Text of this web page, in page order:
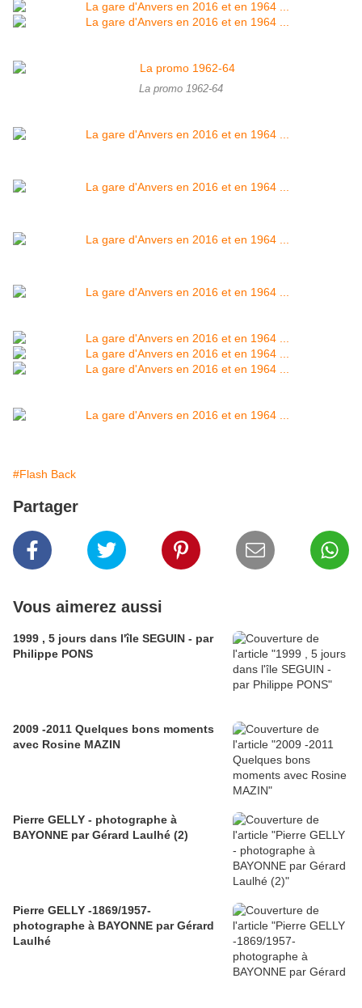
La promo 1962-64
#Flash Back
Partager
Vous aimerez aussi
1999 , 5 jours dans l'île SEGUIN - par
Philippe PONS
2009 -2011 Quelques bons moments
avec Rosine MAZIN
Pierre GELLY - photographe à
BAYONNE par Gérard Laulhé (2)
Pierre GELLY -1869/1957-
photographe à BAYONNE par Gérard
Laulhé